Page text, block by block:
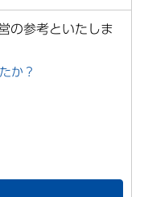
の参考といたしま
か？